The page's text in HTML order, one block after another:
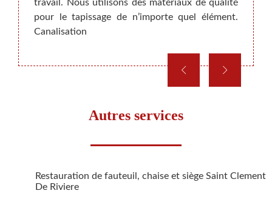
du
travail. Nous utilisons des matériaux de qualité
pour le tapissage de n’importe quel élément.
Canalisation
Autres services
Restauration de fauteuil, chaise et siège Saint Clement
De Riviere